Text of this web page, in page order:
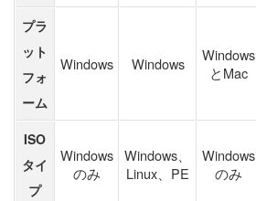
プラ
ット
フォ
ーム
Windows Windows
Windows
とMac
ISO
タイ
プ
Windows
のみ
Windows、
Linux、PE
Windows
のみ